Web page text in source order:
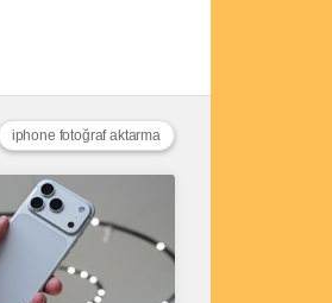
iphone fotoğraf aktarma